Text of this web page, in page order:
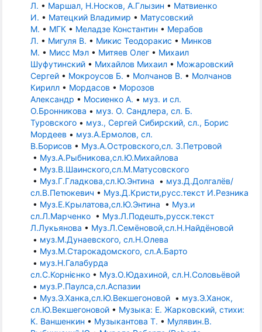
Л. • Маршал, Н.Носков, А.Глызин • Матвиенко
И. • Матецкий Владимир • Матусовский
М. • МГК • Меладзе Константин • Мерабов
Л. • Мигуля В. • Микис Теодоракис • Минков
М. • Мисс Мэл • Митяев Олег • Михаил
Шуфутинский • Михайлов Михаил • Можаровский
Сергей • Мокроусов Б. • Молчанов В. • Молчанов
Кирилл • Мордасов • Морозов
Александр • Мосиенко А. • муз. и сл.
О.Бронникова • муз. О. Сандлера, сл. Б.
Туровского • муз., Сергей Сибирский, сл., Борис
Мордеев • муз.А.Ермолов, сл.
В.Борисов • Муз.А.Островского,сл. З.Петровой
• Муз.А.Рыбникова,сл.Ю.Михайлова
• Муз.В.Шаинского,сл.М.Матусовского
• Муз.Г.Гладкова,сл.Ю.Энтина • муз.Д.Долгалёв/
сл.В.Петюкевич • Муз.Д.Кристи,русс.текст И.Резника
• Муз.Е.Крылатова,сл.Ю.Энтина • Муз.и
сл.Л.Марченко • Муз.Л.Подешть,русск.текст
Л.Лукьянова • Муз.Л.Семёновой,сл.Н.Найдёновой
• муз.М.Дунаевского, сл.Н.Олева
• Муз.М.Старокадомского, сл.А.Барто
• муз.Н.Галабурда
сл.С.Корнієнко • Муз.О.Юдахиной, сл.Н.Соловьёвой
• муз.Р.Паулса,сл.Аспазии
• Муз.Э.Ханка,сл.Ю.Векшегоновой • муз.Э.Ханок,
сл.Ю.Векшегоновой • Музыка: Е. Жарковский, стихи:
К. Ваншенкин • Музыкантова Т. • Мулявин.В.